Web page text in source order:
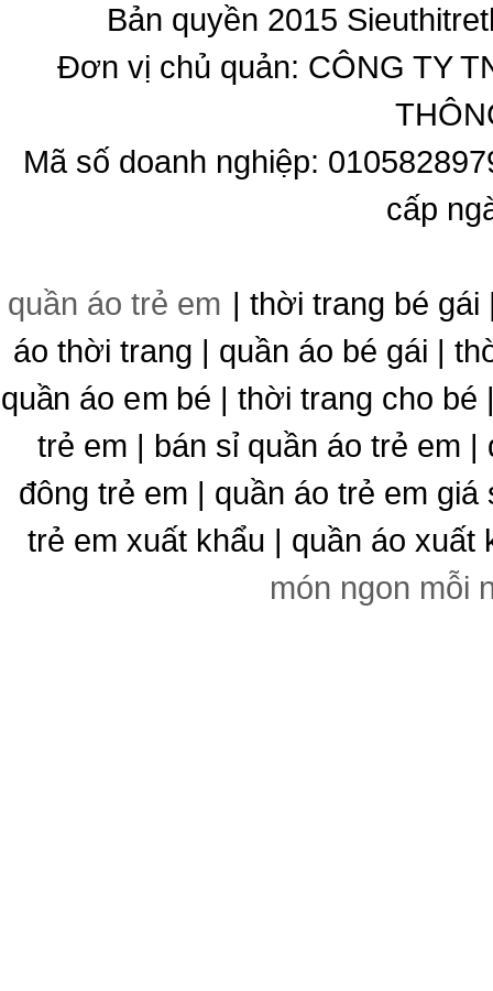
Bản quyền 2015
Đơn vị chủ quản: CÔNG TY
Mã số doanh nghiệp:
cấp
quần áo trẻ em | thời trang bé gái
áo thời trang | quần áo bé gái |
quần áo em bé | thời trang cho
trẻ em | bán sỉ quần áo trẻ em
đông trẻ em | quần áo trẻ em
trẻ em xuất khẩu | quần áo xuất
món ngon mỗi